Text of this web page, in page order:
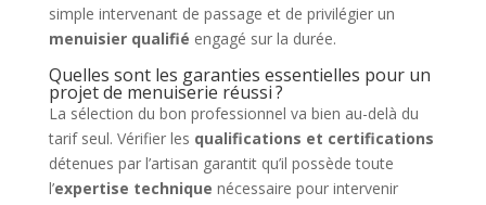
simple intervenant de passage et de privilégier un
menuisier qualifié engagé sur la durée.
Quelles sont les garanties essentielles pour un
projet de menuiserie réussi ?
La sélection du bon professionnel va bien au-delà du
tarif seul. Vérifier les qualifications et certifications
détenues par l’artisan garantit qu’il possède toute
l’expertise technique nécessaire pour intervenir